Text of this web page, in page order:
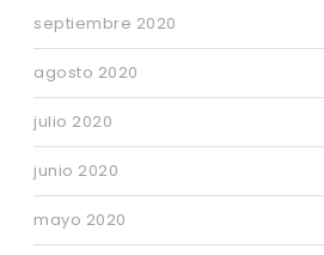
septiembre 2020
agosto 2020
julio 2020
junio 2020
mayo 2020